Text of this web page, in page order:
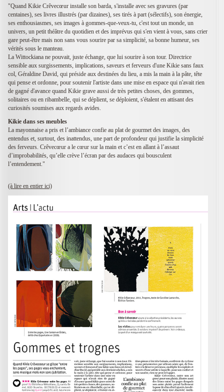
"Quand Kikie Crêvecœur installe son barda, s'installe avec ses gravures (par
centaines), ses livres illustrés (par dizaines), ses tirés à part (sélectifs), son énergie,
ses enthousiasmes, ses images à gommes-que-veux-tu, c'est tout un monde, un
univers, un petit théâtre du quotidien et des imprévus qui s'en vient à vous, sans crier
gare peut-être mais non sans vous sourire par sa simplicité, sa bonne humeur, ses
vérités sous le manteau.
La Wittockiana ne pouvait, juste échange, que lui sourire à son tour. Directrice
sensible aux surgissements, implications, saveurs et ferveurs d'une Kikie sans faux
col, Géraldine David, qui préside aux destinées du lieu, a mis la main à la pâte, tête
qui pense et ordonne, pour soutenir l'artiste dans une mise en espace qui n'avait rien
de gagné d'avance quand Kikie grave aussi de très petites choses, des gommes,
solitaires ou en ribambelle, qui se déplient, se déploient, s'étalent en attisant des
curiosités soumises aux regards avides.
Kikie dans ses meubles
La mayonnaise a pris et l’ambiance confie au plat de gourmet des images, des
entendus et, surtout, des inattendus, une part de profondeur qui justifie la simplicité
des ferveurs. Crêvecœur a le cœur sur la main et c’est en allant à l’assaut
d’improbabilités, qu’elle crève l’écran par des audaces qui bousculent
l’entendement."
(à lire en entier ici)